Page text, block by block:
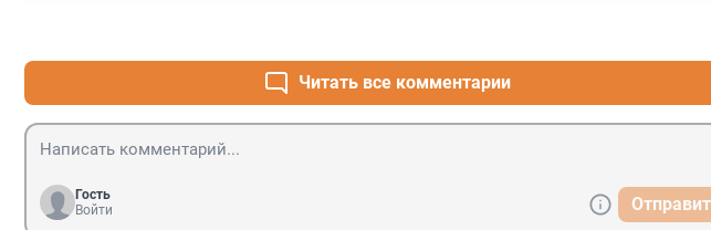
Читать все комментарии
Гость
Войти